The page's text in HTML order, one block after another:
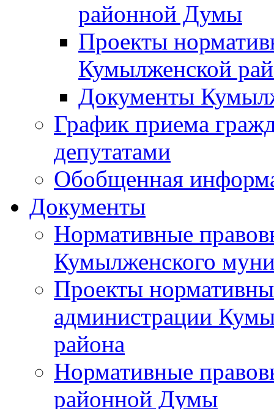
районной Думы
Проекты
Кумылженской
Документы
График приема
депутатами
Обобщенная
Документы
Нормативные
Кумылженского
Проекты
администрации
района
Нормативные
районной Думы